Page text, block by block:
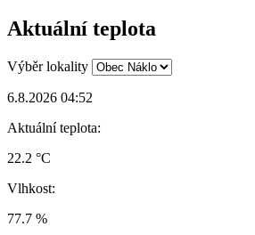
Aktuální teplota
Výběr lokality
6.8.2026 04:52
Aktuální teplota:
22.2 °C
Vlhkost:
77.7 %